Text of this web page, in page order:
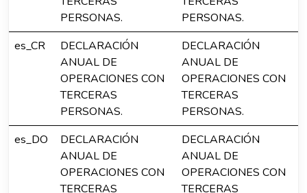
PERSONAS.
PERSONAS.
es_CR
DECLARACIÓN
ANUAL DE
OPERACIONES CON
TERCERAS
PERSONAS.
DECLARACIÓN
ANUAL DE
OPERACIONES CON
TERCERAS
PERSONAS.
es_DO
DECLARACIÓN
ANUAL DE
OPERACIONES CON
TERCERAS
DECLARACIÓN
ANUAL DE
OPERACIONES CON
TERCERAS